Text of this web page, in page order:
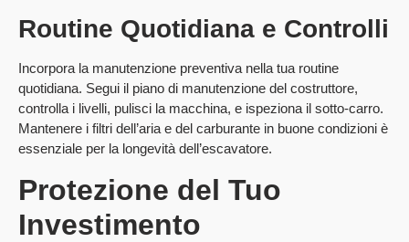
Routine Quotidiana e Controlli
Incorpora la manutenzione preventiva nella tua routine
quotidiana. Segui il piano di manutenzione del costruttore,
controlla i livelli, pulisci la macchina, e ispeziona il sotto-carro.
Mantenere i filtri dell’aria e del carburante in buone condizioni è
essenziale per la longevità dell’escavatore.
Protezione del Tuo
Investimento